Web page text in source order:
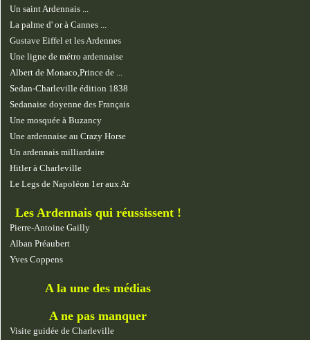
Un saint Ardennais ...
La palme d' or à Cannes ...
Gustave Eiffel et les Ardennes
Une ligne de métro ardennaise
Albert de Monaco,Prince de ...
Sedan-Charleville édition 1838
Sedanaise doyenne des Français
Une mosquée à Buzancy
Une ardennaise au Crazy Horse
Un ardennais milliardaire
Hitler à Charleville
Le Legs de Napoléon 1er aux Ar
Les Ardennais qui réussissent !
Pierre-Antoine Gailly
Alban Préaubert
Yves Coppens
A la une des médias
A ne pas manquer
Visite guidée de Charleville